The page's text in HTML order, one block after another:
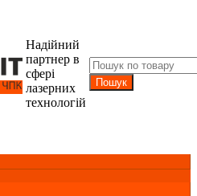
Надійний
партнер в
сфері
лазерних
технологій